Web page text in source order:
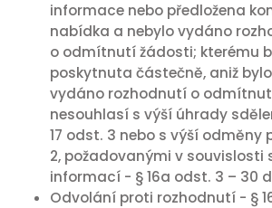
informace nebo předložena
nabídka a nebylo vydáno
o odmítnutí žádosti; kterému
poskytnuta částečně, aniž
vydáno rozhodnutí o
nesouhlasí s výší úhrady
17 odst. 3 nebo s výší odměny
2, požadovanými v souvislosti
informací - § 16a odst. 3 – 30
Odvolání proti rozhodnutí - §